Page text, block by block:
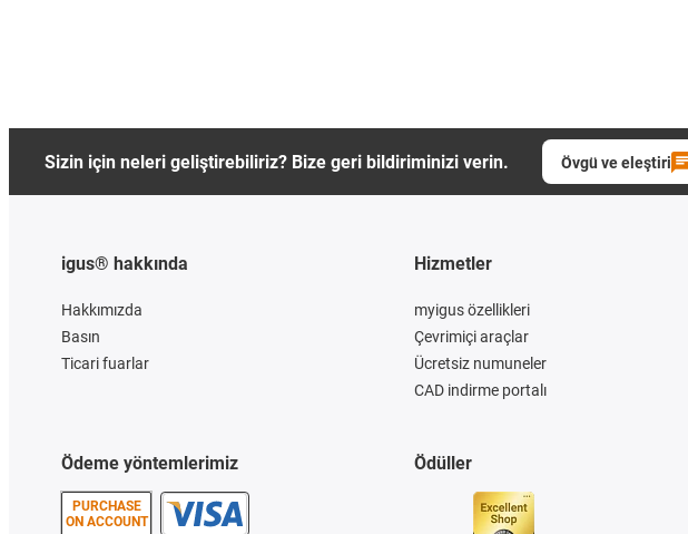
Sizin için neleri geliştirebiliriz? Bize geri bildiriminizi verin. Övgü ve eleştiri
igus® hakkında
Hakkımızda
Basın
Ticari fuarlar
Ödeme yöntemlerimiz
PURCHASE
ON ACCOUNT
Hizmetler
myigus özellikleri
Çevrimiçi araçlar
Ücretsiz numuneler
CAD indirme portalı
Ödüller